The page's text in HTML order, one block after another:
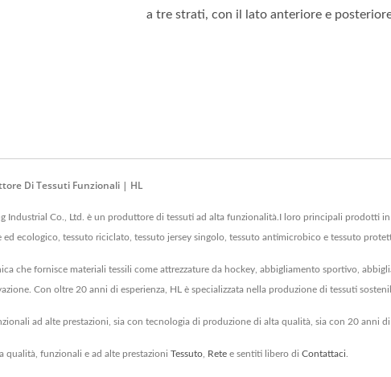
a tre strati, con il lato anteriore e
Di Tessuti Funzionali | HL
Industrial Co., Ltd. è un produttore di tessuti ad alta funzionalità.I loro principali prodotti
ecologico, tessuto riciclato, tessuto jersey singolo, tessuto antimicrobico e tessuto
che fornisce materiali tessili come attrezzature da hockey, abbigliamento sportivo,
Con oltre 20 anni di esperienza, HL è specializzata nella produzione di tessuti
ad alte prestazioni, sia con tecnologia di produzione di alta qualità, sia con 20 anni
qualità, funzionali e ad alte prestazioni Tessuto Rete e sentiti libero di Contattaci